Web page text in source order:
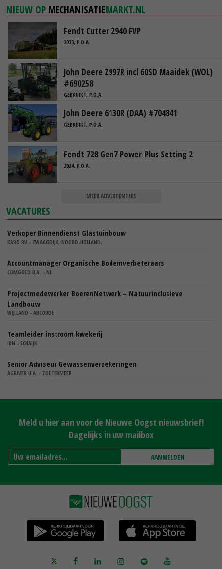
NIEUW OP MECHANISATIEMARKT.NL
Fendt Cutter 2940 FVP
2023, P.O.A.
John Deere Z997R incl 60SD Maaidek (WOL)
#690258
GEBRUIKT, P.O.A.
John Deere 6130R (DAA) #704841
GEBRUIKT, P.O.A.
Fendt 728 Gen7 Power-Plus Setting 2
2024, P.O.A.
MEER ADVERTENTIES
VACATURES
Verkoper Binnendienst Glastuinbouw
KARO BV - ZWAAGDIJK, NOORD-HOLLAND,
Accountmanager Organische Bodemverbeteraars
COMGOED B.V. - NL
Projectmedewerker BoerenNetwerk – Natuurinclusieve
Landbouw
WIJ.LAND - ABCOUDE
Teamleider instroom kwekerij
IBN - SCHAIJK
Senior Adviseur Gewassenverzekeringen
AGRIVER U.A. - ZOETERMEER
Meld u hier aan voor de Nieuwe Oogst nieuwsbrief!
Dagelijks in uw mailbox
AANMELDEN